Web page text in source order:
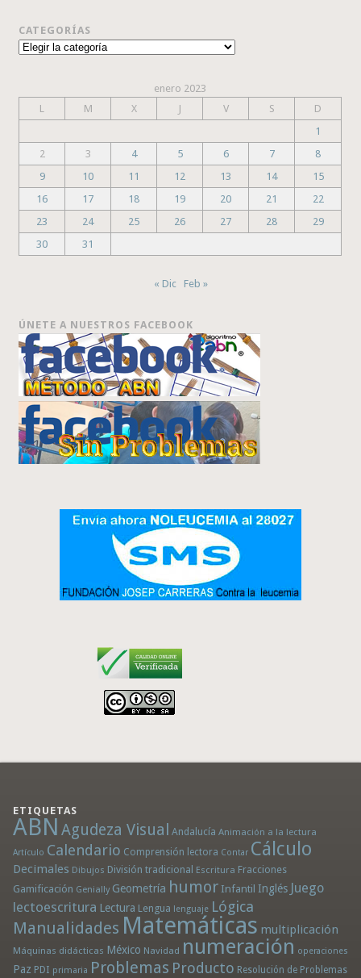
CATEGORÍAS
Categorías
enero 2023
L
M X J V S
D
1
2
3 4 5 6 7
8
9
10 11 12 13 14
15
16
17 18 19 20 21
22
23
24 25 26 27 28
29
30
31
« Dic Feb »
ÚNETE A NUESTROS FACEBOOK
ETIQUETAS
ABN Agudeza Visual Andalucía Animación a la lectura
Artículo Calendario Comprensión lectora Contar Cálculo
Decimales Dibujos División tradicional Escritura Fracciones
Gamificación Genially Geometría humor Infantil Inglés Juego
lectoescritura Lectura Lengua lenguaje Lógica
Manualidades Matemáticas multiplicación
Máquinas didácticas México Navidad numeración operaciones
Paz PDI primaria Problemas Producto Resolución de Problemas